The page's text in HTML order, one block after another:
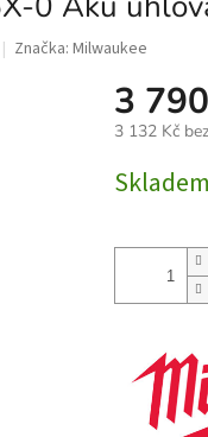
Značka:Milwaukee
3
3 132 Kč
cena:
Skladem